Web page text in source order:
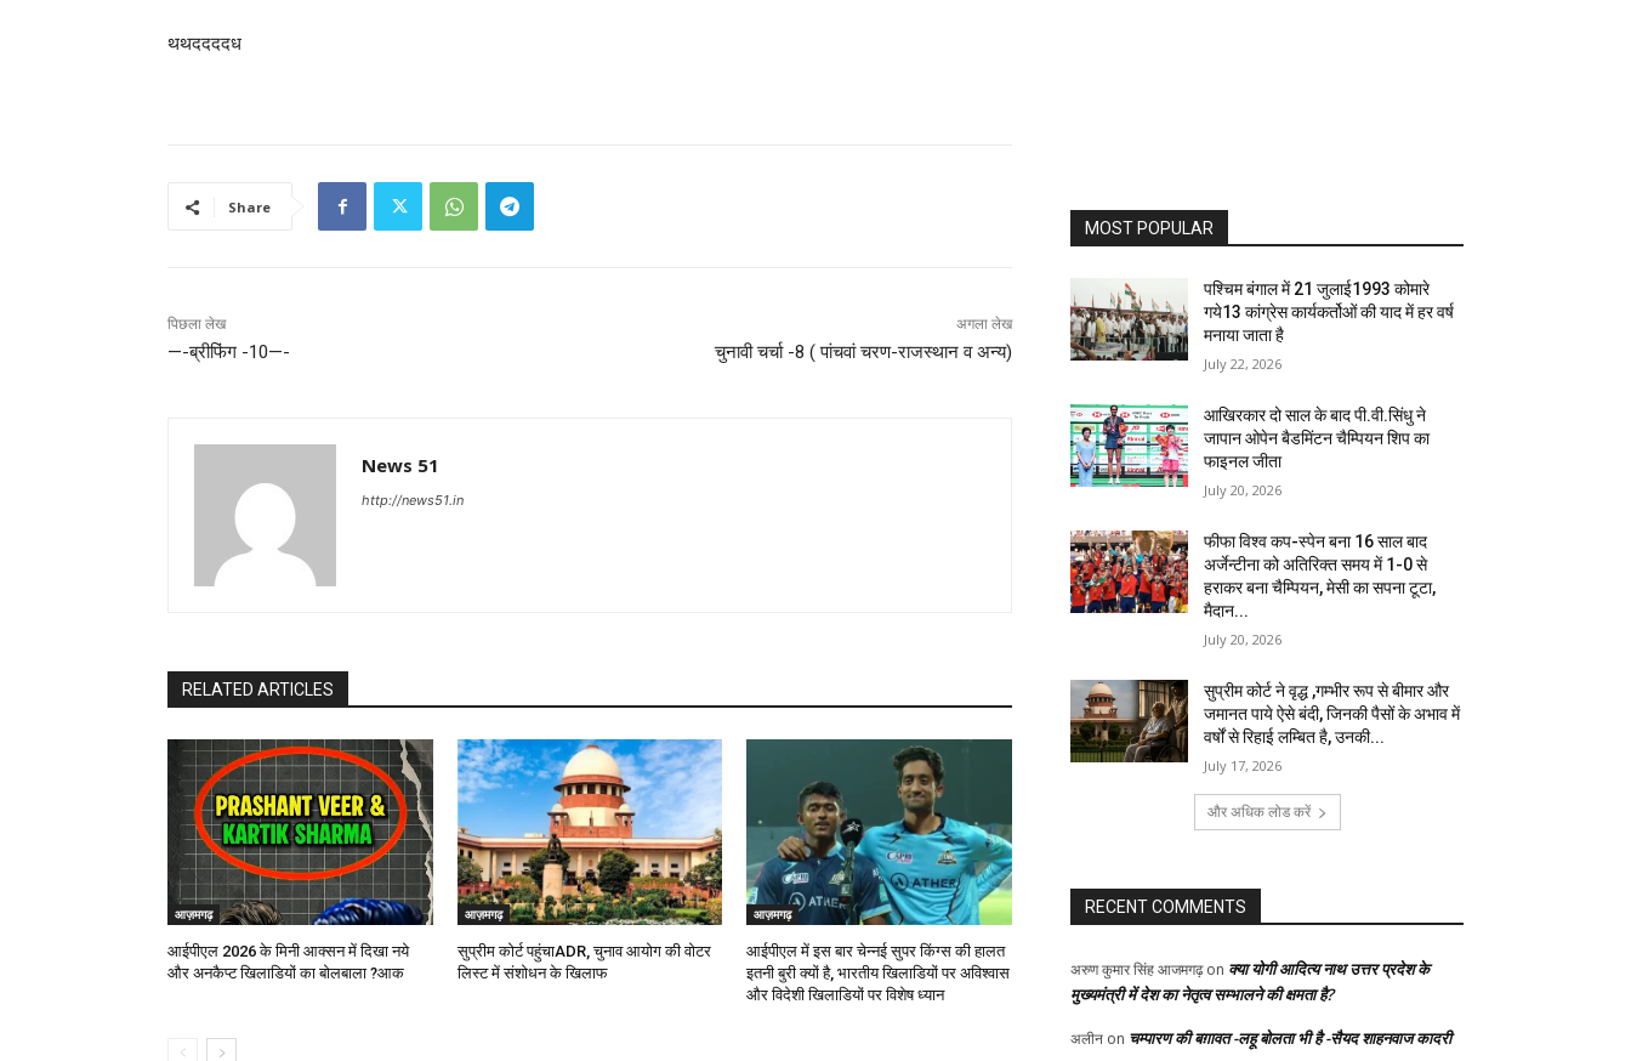
थथददददध
Share
पिछला लेख
—-ब्रीफिंग -10—-
अगला लेख
चुनावी चर्चा -8 ( पांचवां चरण-राजस्थान व अन्य)
News 51
http://news51.in
RELATED ARTICLES
आज़मगढ़
आईपीएल 2026 के मिनी आक्सन में दिखा नये
और अनकैप्ट खिलाडियों का बोलबाला ?आक
आज़मगढ़
सुप्रीम कोर्ट पहुंचाADR, चुनाव आयोग की वोटर
लिस्ट में संशोधन के खिलाफ
आज़मगढ़
आईपीएल में इस बार चेन्नई सुपर किंग्स की हालत
इतनी बुरी क्यों है, भारतीय खिलाडियों पर अविश्वास
और विदेशी खिलाडियों पर विशेष ध्यान
MOST POPULAR
पश्चिम बंगाल में 21 जुलाई1993 कोमारे
गये13 कांग्रेस कार्यकर्तोओं की याद में हर वर्ष
मनाया जाता है
July 22, 2026
आखिरकार दो साल के बाद पी.वी.सिंधु ने
जापान ओपेन बैडमिंटन चैम्पियन शिप का
फाइनल जीता
July 20, 2026
फीफा विश्व कप-स्पेन बना 16 साल बाद
अर्जेन्टीना को अतिरिक्त समय में 1-0 से
हराकर बना चैम्पियन, मेसी का सपना टूटा,
मैदान...
July 20, 2026
सुप्रीम कोर्ट ने वृद्ध ,गम्भीर रूप से बीमार और
जमानत पाये ऐसे बंदी, जिनकी पैसों के अभाव में
वर्षों से रिहाई लम्बित है, उनकी...
July 17, 2026
और अधिक लोड करें
RECENT COMMENTS
अरुण कुमार सिंह आजमगढ़on क्या योगी आदित्य नाथ उत्तर प्रदेश के
मुख्यमंत्री में देश का नेतृत्व सम्भालने की क्षमता है?
अलीन on चम्पारण की बग़ावत -लहू बोलता भी है -सैयद शाहनवाज कादरी